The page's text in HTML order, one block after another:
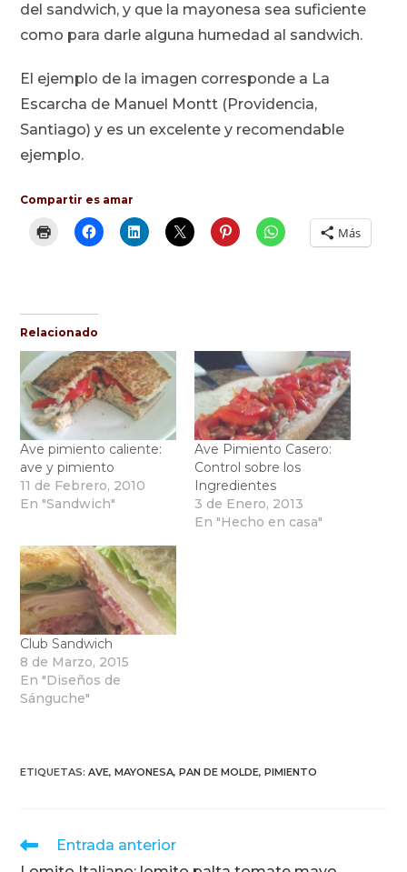
del sandwich, y que la mayonesa sea suficiente
como para darle alguna humedad al sandwich.
El ejemplo de la imagen corresponde a La
Escarcha de Manuel Montt (Providencia,
Santiago) y es un excelente y recomendable
ejemplo.
Compartir es amar
Más
Relacionado
Ave pimiento caliente:
ave y pimiento
11 de Febrero, 2010
En "Sandwich"
Ave Pimiento Casero:
Control sobre los
Ingredientes
3 de Enero, 2013
En "Hecho en casa"
Club Sandwich
8 de Marzo, 2015
En "Diseños de
Sánguche"
ETIQUETAS:AVE, MAYONESA, PAN DE MOLDE, PIMIENTO
Leer
Entrada anterior